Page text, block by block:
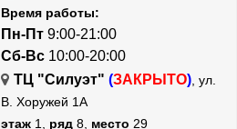
Время работы:
Пн-Пт 9:00-21:00
Сб-Вс 10:00-20:00
ТЦ "Силуэт" (ЗАКРЫТО), ул.
В. Хоружей 1А
этаж 1, ряд 8, место 29